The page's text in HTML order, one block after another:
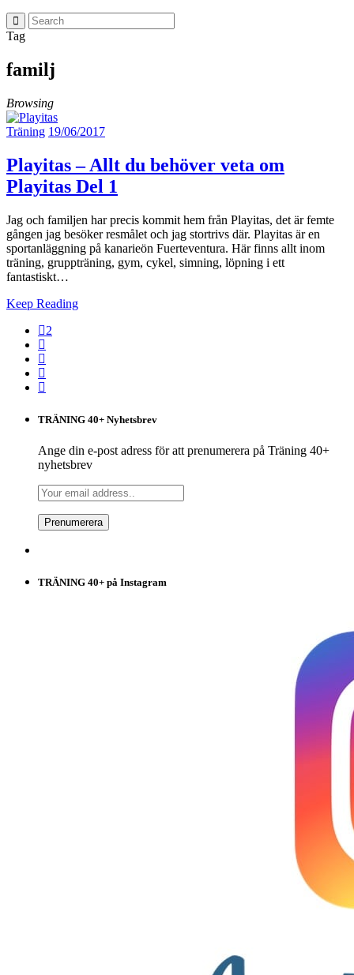
Tag
familj
Browsing
Träning 19/06/2017
Playitas – Allt du behöver veta om
Playitas Del 1
Jag och familjen har precis kommit hem från Playitas, det är femte
gången jag besöker resmålet och jag stortrivs där. Playitas är en
sportanläggning på kanarieön Fuerteventura. Här finns allt inom
träning, gruppträning, gym, cykel, simning, löpning i ett
fantastiskt…
Keep Reading
2
TRÄNING 40+ Nyhetsbrev
Ange din e-post adress för att prenumerera på Träning 40+
nyhetsbrev
TRÄNING 40+ på Instagram